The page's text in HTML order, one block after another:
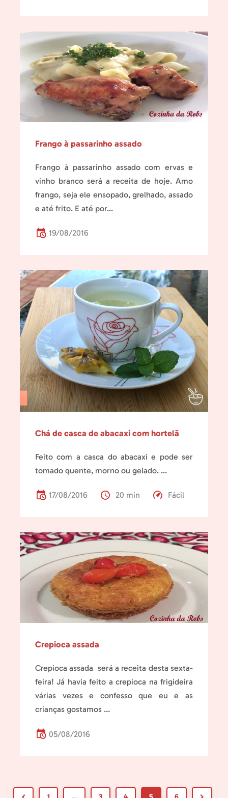
Frango à passarinho assado
Frango à passarinho assado com ervas e
vinho branco será a receita de hoje. Amo
frango, seja ele ensopado, grelhado, assado
e até frito. E até por...
19/08/2016
Chá de casca de abacaxi com hortelã
Feito com a casca do abacaxi e pode ser
tomado quente, morno ou gelado. ...
17/08/2016 20 min Fácil
Crepioca assada
Crepioca assada será a receita desta sexta-
feira! Já havia feito a crepioca na frigideira
várias vezes e confesso que eu e as
crianças gostamos ...
05/08/2016